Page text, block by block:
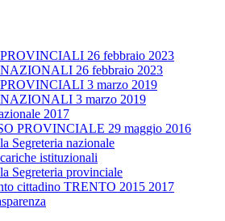
26 febbraio 2023
26 febbraio 2023
3 marzo 2019
3 marzo 2019
2017
PROVINCIALE 29 maggio 2016
Segreteria nazionale
istituzionali
Segreteria provinciale
cittadino TRENTO 2015 2017